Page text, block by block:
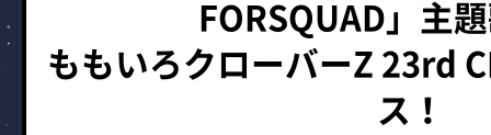
FORSQUAD」主
ももいろクローバーZ 23rd
ス！